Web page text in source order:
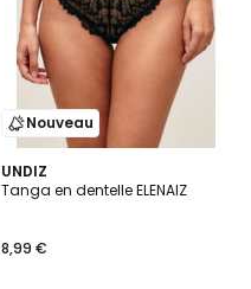
Nouveau
UNDIZ
Tanga en dentelle ELENAIZ
8,99 €